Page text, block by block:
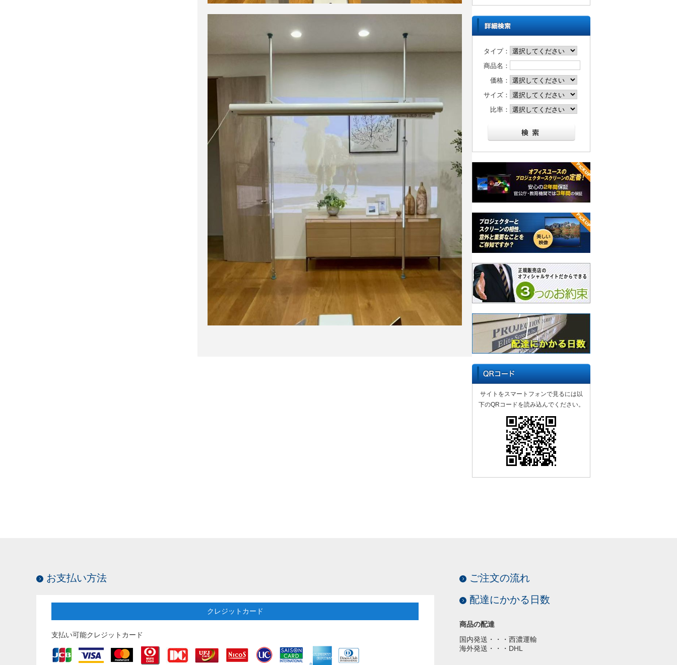
タイプ：
商品名：
価格：
サイズ：
比率：
サイトをスマートフォンで見るには以
下のQRコードを読み込んでください。
お支払い方法
クレジットカード
支払い可能クレジットカード
ご注文の流れ
配達にかかる日数
商品の配達
国内発送・・・西濃運輸
海外発送・・・DHL